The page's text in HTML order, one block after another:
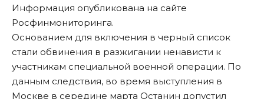
Информация опубликована на сайте
Росфинмониторинга.
Основанием для включения в черный список
стали обвинения в разжигании ненависти к
участникам специальной военной операции. По
данным следствия, во время выступления в
Москве в середине марта Останин допустил